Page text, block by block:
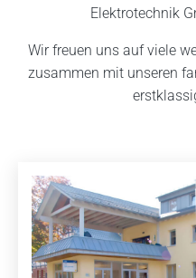
Elektrotechnik
Wir freuen uns auf viele
zusammen mit unseren